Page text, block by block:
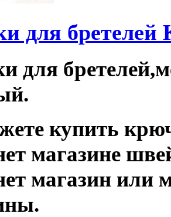
для бретелей
для
купить
магазине
магазин или